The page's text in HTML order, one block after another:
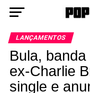
LANÇAMENTOS
Bula,
ex-Charlie
single e